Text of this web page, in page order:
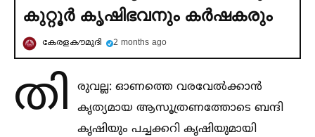
കുറ്റൂര്‍ കൃഷിഭവനും കര്‍ഷകരും
കേരളകൗമുദി 2 months ago
തി
രുവല്ല: ഓണത്തെ വരവേല്‍ക്കാൻ
കൃത്യമായ ആസൂത്രണത്തോടെ ബന്ദി
കൃഷിയും പച്ചക്കറി കൃഷിയുമായി